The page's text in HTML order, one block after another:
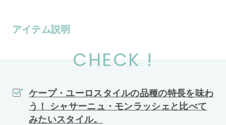
アイテム説明
CHECK !
ケープ・ユーロスタイルの品種の特長を味わ
う！ シャサーニュ・モンラッシェと比べて
みたいスタイル。